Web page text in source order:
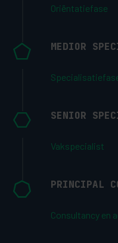
Oriëntatiefase
MEDIOR
SENIOR
Vakspecialist
PRINCIPAL
Consultancy en